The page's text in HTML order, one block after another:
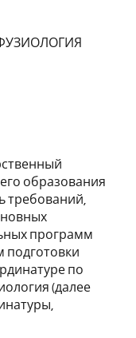
образования
требований,
программ
подготовки
по
(далее